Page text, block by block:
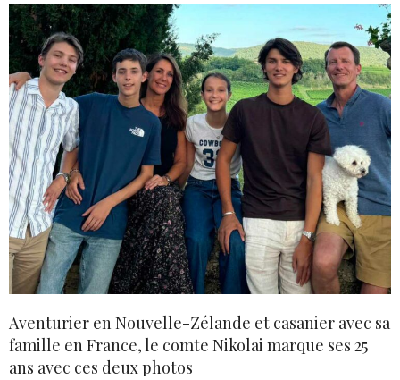
Aventurier en Nouvelle-Zélande et casanier avec sa
famille en France, le comte Nikolai marque ses 25
ans avec ces deux photos